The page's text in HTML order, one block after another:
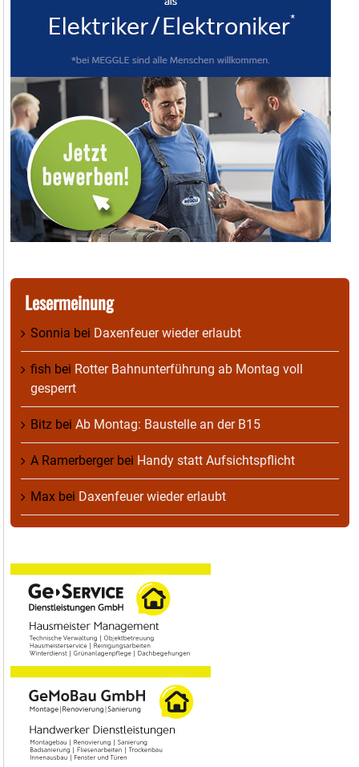
Lesermeinung
Sonnia bei Daxenfeuer wieder erlaubt
fish bei Rotter Bahnunterführung ab Montag voll
gesperrt
Bitz bei Ab Montag: Baustelle an der B15
A Ramerbergerbei Handy statt Aufsichtspflicht
Max bei Daxenfeuer wieder erlaubt